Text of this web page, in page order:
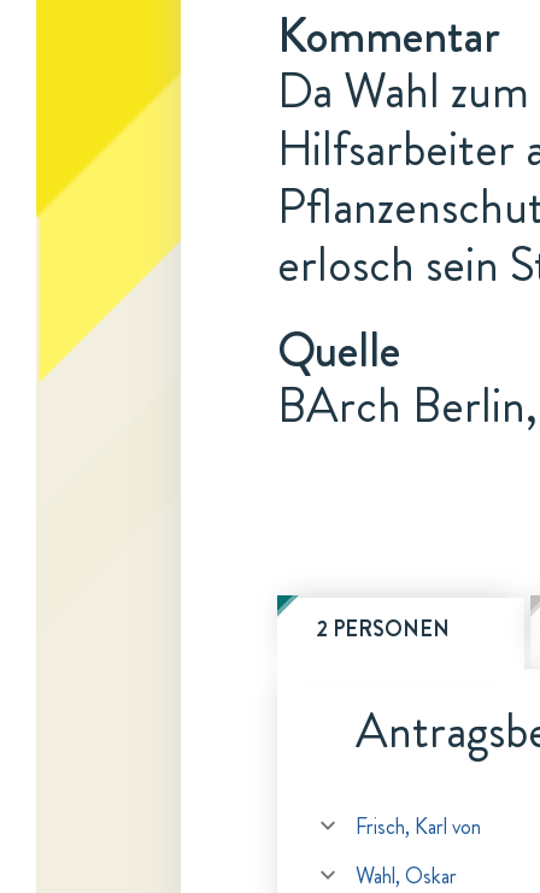
Kommentar
Da Wahl
Hilfsarbeiter
erlosch sein
Quelle
BArch
2 PERSONEN
Frisch, Karl von
Wahl, Oskar